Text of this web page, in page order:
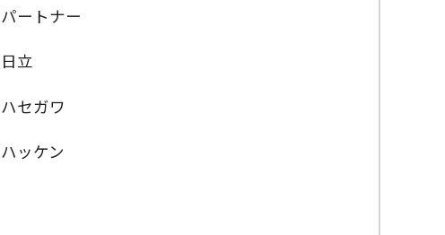
パートナー
日立
ハセガワ
ハッケン